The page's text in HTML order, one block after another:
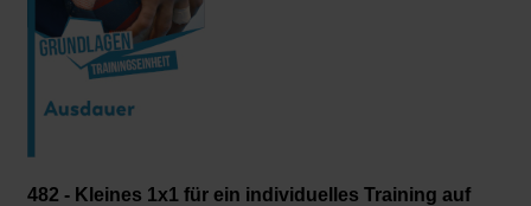
482 - Kleines 1x1 für ein individuelles Training auf